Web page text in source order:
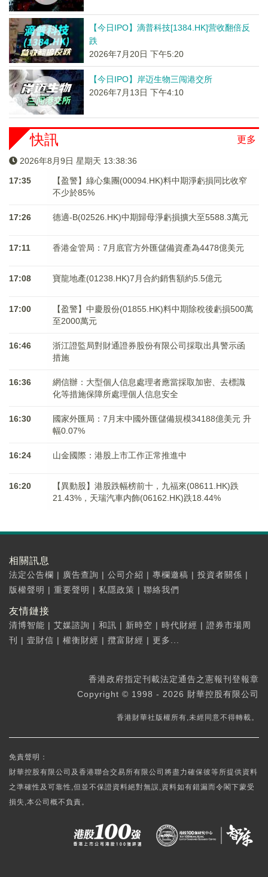
【今日IPO】滴普科技[1384.HK]营收翻倍反
跌
2026年7月20日 下午5:20
【今日IPO】岸迈生物三闯港交所
2026年7月13日 下午4:10
更多
快訊
2026年8月9日 星期天 13:38:36
17:35
【盈警】綠心集團(00094.HK)料中期淨虧損同比收窄
不少於85%
17:26 德適-B(02526.HK)中期歸母淨虧損擴大至5588.3萬元
17:11 香港金管局：7月底官方外匯儲備資產為4478億美元
17:08 寶龍地產(01238.HK)7月合約銷售額約5.5億元
17:00
【盈警】中慶股份(01855.HK)料中期除稅後虧損500萬
至2000萬元
16:46
浙江證監局對財通證券股份有限公司採取出具警示函
措施
16:36
網信辦：大型個人信息處理者應當採取加密、去標識
化等措施保障所處理個人信息安全
16:30
國家外匯局：7月末中國外匯儲備規模34188億美元 升
幅0.07%
16:24 山金國際：港股上市工作正常推進中
16:20
【異動股】港股跌幅榜前十，九福來(08611.HK)跌
21.43%，天瑞汽車内飾(06162.HK)跌18.44%
相關訊息
法定公告欄 | 廣告查詢 | 公司介紹 | 專欄邀稿 | 投資者關係 |
版權聲明 | 重要聲明 | 私隱政策 | 聯絡我們
友情鏈接
清博智能 | 艾媒諮詢 | 和訊 | 新時空 | 時代財經 | 證券市場周
刊
| 壹財信 | 權衡財經 | 攬富財經 | 更多...
香港政府指定刊載法定通告之憲報刊登報章
Copyright © 1998 - 2026 財華控股有限公司
香港財華社版權所有,未經同意不得轉載。
免責聲明：
財華控股有限公司及香港聯合交易所有限公司將盡力確保彼等所提供資料
之準確性及可靠性,但並不保證資料絕對無誤,資料如有錯漏而令閣下蒙受
損失,本公司概不負責。